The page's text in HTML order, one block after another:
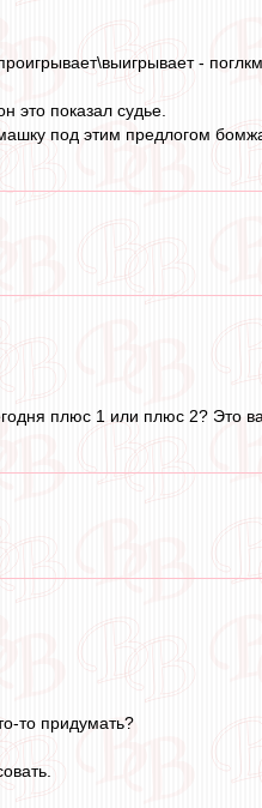
-
это показал судье.
под этим предлогом
плюс 1 или плюс 2? Это
то придумать?